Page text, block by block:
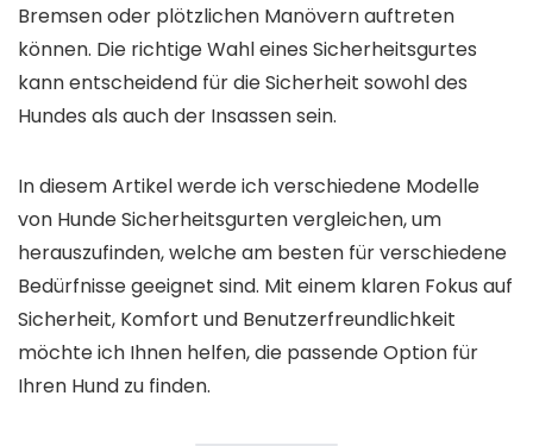
Bremsen oder plötzlichen Manövern auftreten
können. Die richtige Wahl eines Sicherheitsgurtes
kann entscheidend für die Sicherheit sowohl des
Hundes als auch der Insassen sein.
In diesem Artikel werde ich verschiedene Modelle
von Hunde Sicherheitsgurten vergleichen, um
herauszufinden, welche am besten für verschiedene
Bedürfnisse geeignet sind. Mit einem klaren Fokus auf
Sicherheit, Komfort und Benutzerfreundlichkeit
möchte ich Ihnen helfen, die passende Option für
Ihren Hund zu finden.